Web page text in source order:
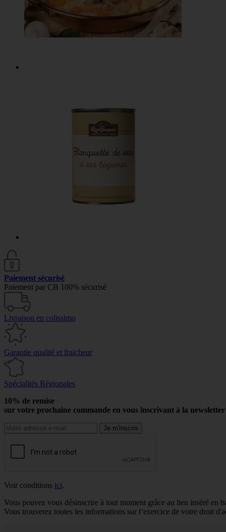
Paiement sécurisé
Paiement par CB 100% sécurisé
Livraison en colissimo
Garantie qualité et fraicheur
Spécialités Régionales
10% de remise
sur votre prochaine commande en vous inscrivant à la
Voir conditions ici.
Vous pouvez vous désinscrire à tout moment grâce au lien inséré en
Vous trouverez toutes les informations sur l’exercice de votre droit